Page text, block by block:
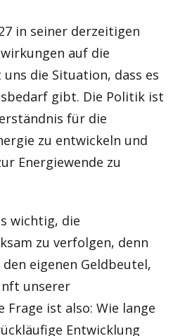
in seiner derzeitigen
auf die
die Situation, dass es
gibt. Die Politik ist
für die
zu entwickeln und
Energiewende zu
wichtig, die
zu verfolgen, denn
eigenen Geldbeutel,
unserer
Frage ist also: Wie lange
Entwicklung